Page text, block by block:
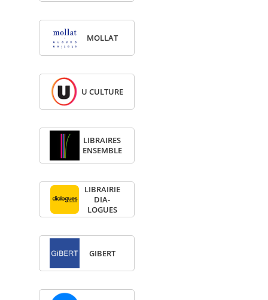
MOL­LAT
U CULTURE
LIBRAIRES
ENSEMBLE
LIBRAI­RIE
DIA­
LOGUES
GIBERT